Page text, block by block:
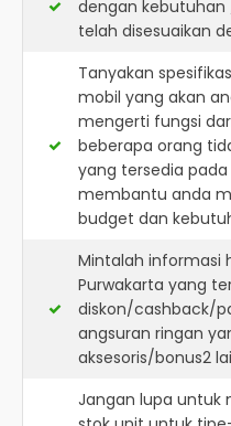
dengan kebutuhan
telah disesuaikan
Tanyakan
mobil yang akan
mengerti fungsi
beberapa orang
yang tersedia
membantu anda
budget dan
Mintalah informasi
Purwakarta yang
diskon/cashback/
angsuran ringan
aksesoris/bonus2
Jangan lupa untuk